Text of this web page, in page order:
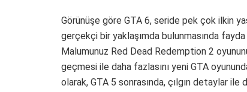
Görünüşe göre GTA 6, seride pek çok ilkin
gerçekçi bir yaklaşımda bulunmasında fayda
Malumunuz Red Dead Redemption 2
geçmesi ile daha fazlasını yeni GTA
olarak, GTA 5 sonrasında, çılgın detaylar ile